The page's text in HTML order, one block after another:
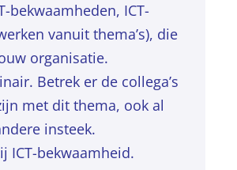
bekwaamheden, ICT-
vanuit thema’s), die
organisatie.
Betrek er de collega’s
met dit thema, ook al
insteek.
ICT-bekwaamheid.